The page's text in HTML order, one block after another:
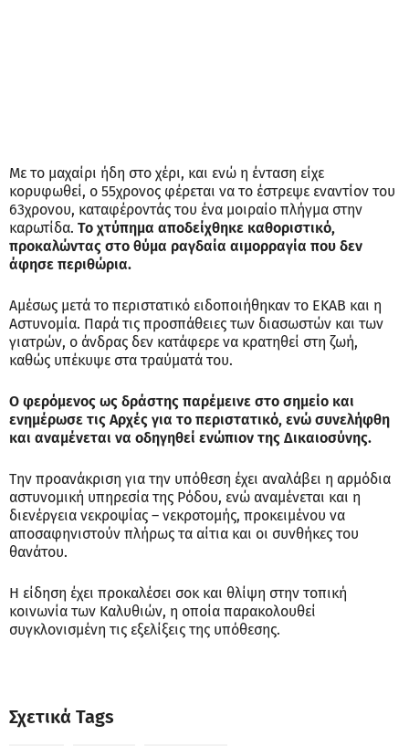
Με το μαχαίρι ήδη στο χέρι, και ενώ η ένταση είχε
κορυφωθεί, ο 55χρονος φέρεται να το έστρεψε εναντίον του
63χρονου, καταφέροντάς του ένα μοιραίο πλήγμα στην
καρωτίδα. Το χτύπημα αποδείχθηκε καθοριστικό,
προκαλώντας στο θύμα ραγδαία αιμορραγία που δεν
άφησε περιθώρια.
Αμέσως μετά το περιστατικό ειδοποιήθηκαν το ΕΚΑΒ και η
Αστυνομία. Παρά τις προσπάθειες των διασωστών και των
γιατρών, ο άνδρας δεν κατάφερε να κρατηθεί στη ζωή,
καθώς υπέκυψε στα τραύματά του.
Ο φερόμενος ως δράστης παρέμεινε στο σημείο και
ενημέρωσε τις Αρχές για το περιστατικό, ενώ συνελήφθη
και αναμένεται να οδηγηθεί ενώπιον της Δικαιοσύνης.
Την προανάκριση για την υπόθεση έχει αναλάβει η αρμόδια
αστυνομική υπηρεσία της Ρόδου, ενώ αναμένεται και η
διενέργεια νεκροψίας – νεκροτομής, προκειμένου να
αποσαφηνιστούν πλήρως τα αίτια και οι συνθήκες του
θανάτου.
Η είδηση έχει προκαλέσει σοκ και θλίψη στην τοπική
κοινωνία των Καλυθιών, η οποία παρακολουθεί
συγκλονισμένη τις εξελίξεις της υπόθεσης.
Σχετικά Tags